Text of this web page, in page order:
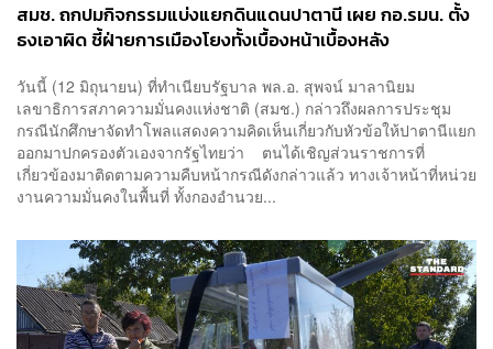
สมช. ถกปมกิจกรรมแบ่งแยกดินแดนปาตานี เผย กอ.รมน. ตั้ง
ธงเอาผิด ชี้ฝ่ายการเมืองโยงทั้งเบื้องหน้าเบื้องหลัง
วันนี้ (12 มิถุนายน) ที่ทำเนียบรัฐบาล พล.อ. สุพจน์ มาลานิยม
เลขาธิการสภาความมั่นคงแห่งชาติ (สมช.) กล่าวถึงผลการประชุม
กรณีนักศึกษาจัดทำโพลแสดงความคิดเห็นเกี่ยวกับหัวข้อให้ปาตานีแยก
ออกมาปกครองตัวเองจากรัฐไทยว่า ตนได้เชิญส่วนราชการที่
เกี่ยวข้องมาติดตามความคืบหน้ากรณีดังกล่าวแล้ว ทางเจ้าหน้าที่หน่วย
งานความมั่นคงในพื้นที่ ทั้งกองอำนวย...